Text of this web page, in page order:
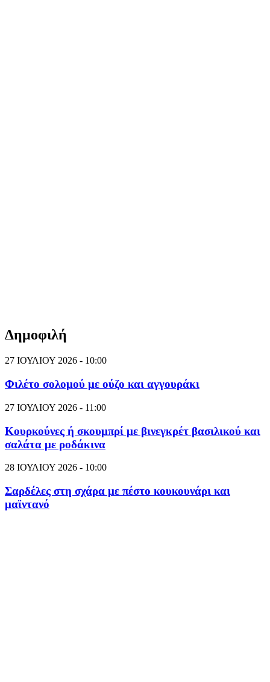
Δημοφιλή
27 ΙΟΥΛΙΟΥ 2026 - 10:00
Φιλέτο σολομού με ούζο και αγγουράκι
27 ΙΟΥΛΙΟΥ 2026 - 11:00
Κουρκούνες ή σκουμπρί με βινεγκρέτ βασιλικού και
σαλάτα με ροδάκινα
28 ΙΟΥΛΙΟΥ 2026 - 10:00
Σαρδέλες στη σχάρα με πέστο κουκουνάρι και
μαϊντανό